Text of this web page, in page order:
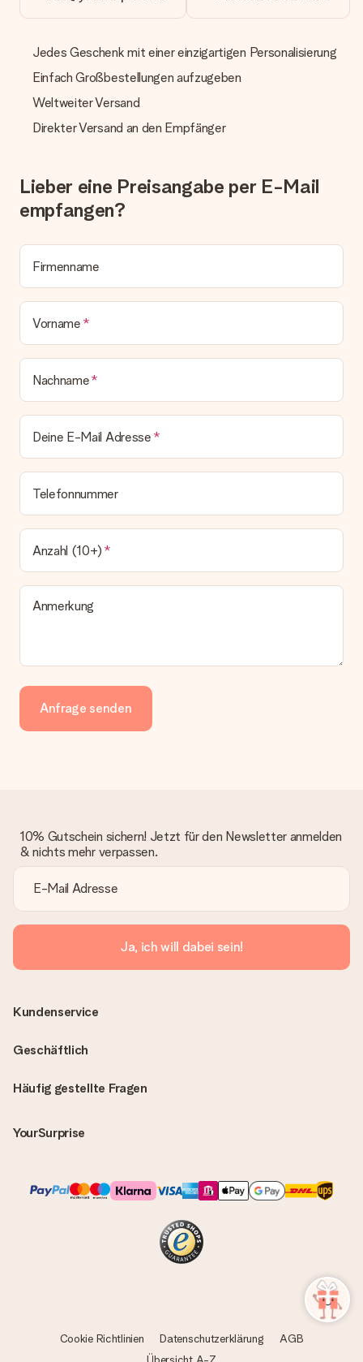
Wird die Rechnung mit der Bestellung mitverschickt?
Lieferschein. Die Rechnung zu deiner Bestellung erhältst du
zeitgleich mit der Bestätigungsmail und kannst sie jederzeit in
deinem MySurprise Account einsehen. Du kannst das
bleibt eine echte Überraschung!
Jedes Geschenk mit einer einzigartigen Personalisierung
Einfach Großbestellungen aufzugeben
Weltweiter Versand
Direkter Versand an den Empfänger
Lieber eine Preisangabe per E-Mail
empfangen?
Firmenname
Vorname
Nachname
Deine E-Mail Adresse
Telefonnummer
Anzahl (10+)
Anmerkung
Anfrage senden
10% Gutschein sichern! Jetzt für den Newsletter anmelden
& nichts mehr verpassen.
Ja, ich will dabei sein!
Häufig gestellte Fragen
YourSurprise
Kundenservice
Geschäftlich
Cookie Richtlinien Datenschutzerklärung
AGB